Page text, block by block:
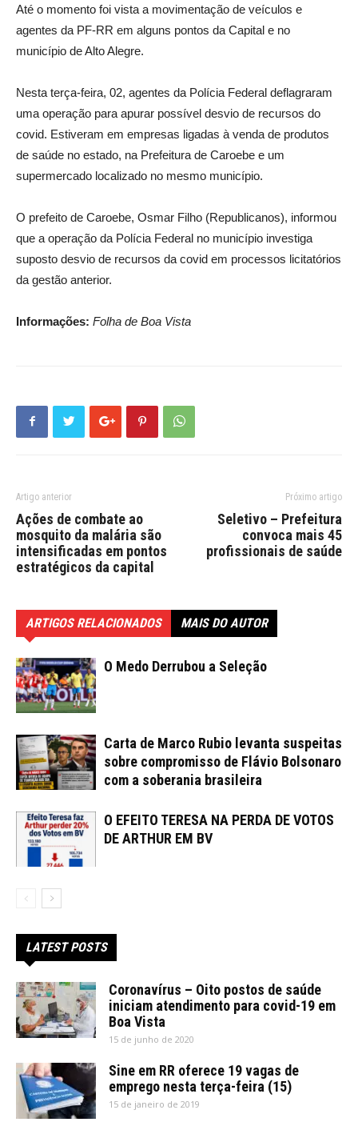
Até o momento foi vista a movimentação de veículos e
agentes da PF-RR em alguns pontos da Capital e no
município de Alto Alegre.
Nesta terça-feira, 02, agentes da Polícia Federal deflagraram
uma operação para apurar possível desvio de recursos do
covid. Estiveram em empresas ligadas à venda de produtos
de saúde no estado, na Prefeitura de Caroebe e um
supermercado localizado no mesmo município.
O prefeito de Caroebe, Osmar Filho (Republicanos), informou
que a operação da Polícia Federal no município investiga
suposto desvio de recursos da covid em processos licitatórios
da gestão anterior.
Informações: Folha de Boa Vista
Artigo anterior
Ações de combate ao
mosquito da malária são
intensificadas em pontos
estratégicos da capital
Próximo artigo
Seletivo – Prefeitura
convoca mais 45
profissionais de saúde
ARTIGOS RELACIONADOS MAIS DO AUTOR
O Medo Derrubou a Seleção
Carta de Marco Rubio levanta suspeitas
sobre compromisso de Flávio Bolsonaro
com a soberania brasileira
O EFEITO TERESA NA PERDA DE VOTOS
DE ARTHUR EM BV
LATEST POSTS
Coronavírus – Oito postos de saúde
iniciam atendimento para covid-19 em
Boa Vista
15 de junho de 2020
Sine em RR oferece 19 vagas de
emprego nesta terça-feira (15)
15 de janeiro de 2019